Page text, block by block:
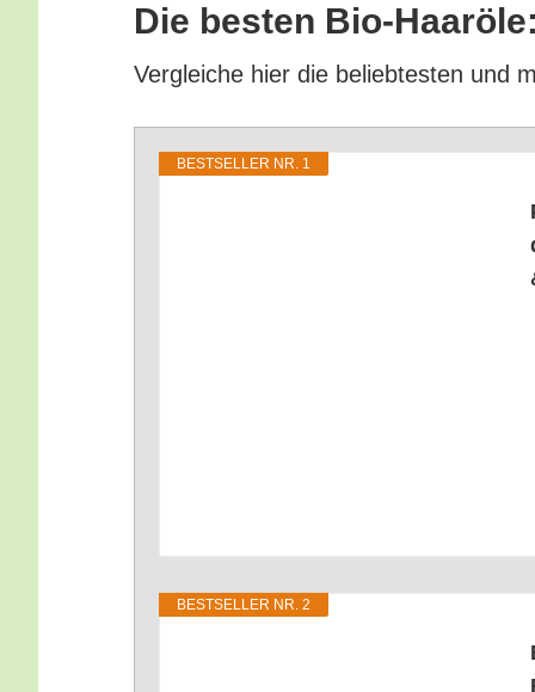
Die bes­ten Bio-
Ver­glei­che hier die belieb­tes­ten und
BEST­SEL­LER NR. 1
BEST­SEL­LER NR. 2